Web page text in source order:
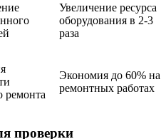
Увеличение ресурса
оборудования в 2-3
раза
ремонта
Экономия до 60% на
ремонтных работах
проверки